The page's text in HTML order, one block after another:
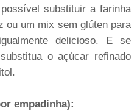
substituir a farinha
ou um mix sem glúten para
delicioso. E se
o açúcar refinado
empadinha):